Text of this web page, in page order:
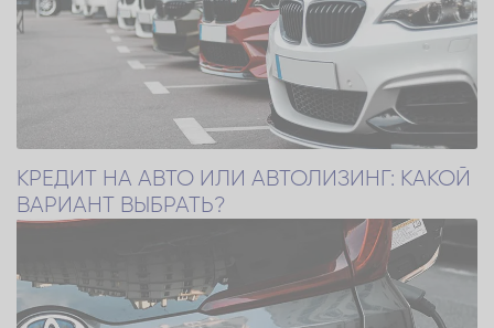
КРЕДИТ НА АВТО ИЛИ АВТОЛИЗИНГ: КАКОЙ
ВАРИАНТ ВЫБРАТЬ?